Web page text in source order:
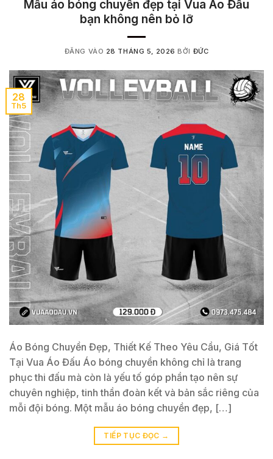
Mẫu áo bóng chuyền đẹp tại Vua Áo Đấu
bạn không nên bỏ lỡ
ĐĂNG VÀO 28 THÁNG 5, 2026 BỞI ĐỨC
28
Th5
Áo Bóng Chuyền Đẹp, Thiết Kế Theo Yêu Cầu, Giá Tốt
Tại Vua Áo Đấu Áo bóng chuyền không chỉ là trang
phục thi đấu mà còn là yếu tố góp phần tạo nên sự
chuyên nghiệp, tinh thần đoàn kết và bản sắc riêng của
mỗi đội bóng. Một mẫu áo bóng chuyền đẹp, […]
TIẾP TỤC ĐỌC →